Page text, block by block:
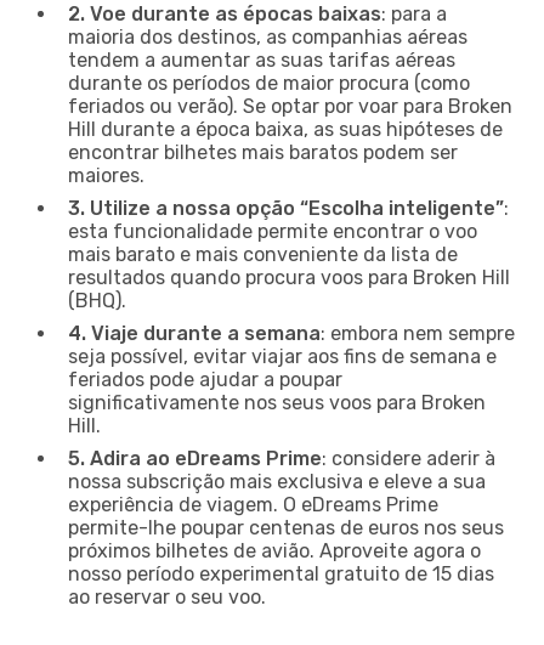
2. Voe durante as épocas baixas: para a
maioria dos destinos, as companhias aéreas
tendem a aumentar as suas tarifas aéreas
durante os períodos de maior procura (como
feriados ou verão). Se optar por voar para Broken
Hill durante a época baixa, as suas hipóteses de
encontrar bilhetes mais baratos podem ser
maiores.
3. Utilize a nossa opção “Escolha inteligente”:
esta funcionalidade permite encontrar o voo
mais barato e mais conveniente da lista de
resultados quando procura voos para Broken Hill
(BHQ).
4. Viaje durante a semana: embora nem sempre
seja possível, evitar viajar aos fins de semana e
feriados pode ajudar a poupar
significativamente nos seus voos para Broken
Hill.
5. Adira ao eDreams Prime: considere aderir à
nossa subscrição mais exclusiva e eleve a sua
experiência de viagem. O eDreams Prime
permite-lhe poupar centenas de euros nos seus
próximos bilhetes de avião. Aproveite agora o
nosso período experimental gratuito de 15 dias
ao reservar o seu voo.